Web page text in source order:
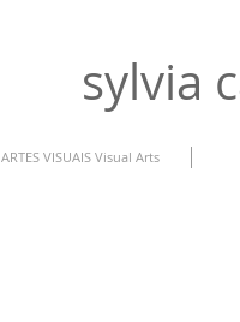
sylvia
ARTES VISUAIS Visual Arts